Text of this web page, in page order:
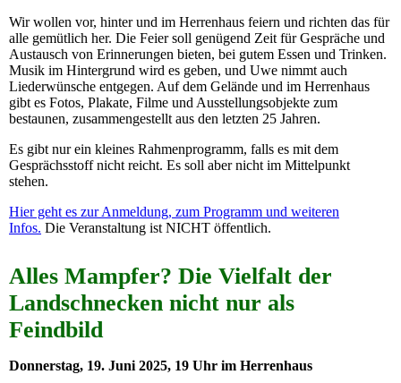
Wir wollen vor, hinter und im Herrenhaus feiern und richten das für
alle gemütlich her. Die Feier soll genügend Zeit für Gespräche und
Austausch von Erinnerungen bieten, bei gutem Essen und Trinken.
Musik im Hintergrund wird es geben, und Uwe nimmt auch
Liederwünsche entgegen. Auf dem Gelände und im Herrenhaus
gibt es Fotos, Plakate, Filme und Ausstellungsobjekte zum
bestaunen, zusammengestellt aus den letzten 25 Jahren.
Es gibt nur ein kleines Rahmenprogramm, falls es mit dem
Gesprächsstoff nicht reicht. Es soll aber nicht im Mittelpunkt
stehen.
Hier geht es zur Anmeldung, zum Programm und weiteren
Infos. Die Veranstaltung ist NICHT öffentlich.
Alles Mampfer? Die Vielfalt der
Landschnecken nicht nur als
Feindbild
Donnerstag, 19. Juni 2025, 19 Uhr im Herrenhaus